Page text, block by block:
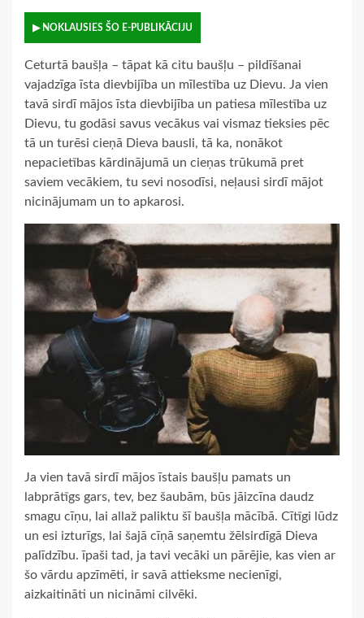
▶ NOKLAUSIES ŠO E-PUBLIKĀCIJU
Ceturtā baušļa – tāpat kā citu baušļu – pildīšanai
vajadzīga īsta dievbijība un mīlestība uz Dievu. Ja vien
tavā sirdī mājos īsta dievbijība un patiesa mīlestība uz
Dievu, tu godāsi savus vecākus vai vismaz tieksies pēc
tā un turēsi cieņā Dieva bausli, tā ka, nonākot
nepacietības kārdinājumā un cieņas trūkumā pret
saviem vecākiem, tu sevi nosodīsi, neļausi sirdī mājot
nicinājumam un to apkarosi.
Ja vien tavā sirdī mājos īstais baušļu pamats un
labprātīgs gars, tev, bez šaubām, būs jāizcīna daudz
smagu cīņu, lai allaž paliktu šī baušļa mācībā. Cītīgi lūdz
un esi izturīgs, lai šajā cīņā saņemtu žēlsirdīgā Dieva
palīdzību. īpaši tad, ja tavi vecāki un pārējie, kas vien ar
šo vārdu apzīmēti, ir savā attieksme necienīgi,
aizkaitināti un nicināmi cilvēki.